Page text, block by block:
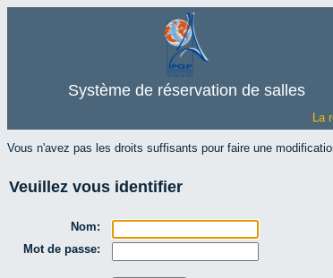
Système de réservation de salles
La
Vous n'avez pas les droits suffisants pour faire une
Veuillez vous identifier
Nom:
Mot de passe: